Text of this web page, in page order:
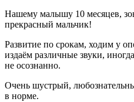
Нашему малышу 10 месяцев,
прекрасный мальчик!
Развитие по срокам, ходим у
издаём различные звуки,
не осознанно.
Очень шустрый,
в норме.